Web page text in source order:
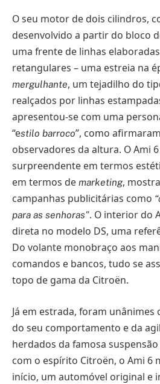
O seu motor de dois cilindros,
desenvolvido a partir do bloco
uma frente de linhas
retangulares – uma estreia na
mergulhante, um tejadilho do
realçados por linhas
apresentou-se com uma
“estilo barroco”, como
observadores da altura. O Ami
surpreendente em termos
em termos de marketing,
campanhas publicitárias como
para as senhoras”. O interior do
direta no modelo DS, uma
Do volante monobraço aos
comandos e bancos, tudo se
topo de gama da Citroën.
Já em estrada, foram
do seu comportamento e da
herdados da famosa suspensão
com o espírito Citroën, o Ami 6
início, um automóvel original e